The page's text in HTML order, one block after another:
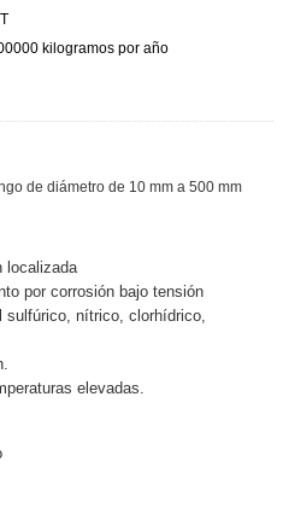
kilogramos por año
de diámetro de 10 mm a 500 mm
localizada
por corrosión bajo tensión
nítrico, clorhídrico,
elevadas.